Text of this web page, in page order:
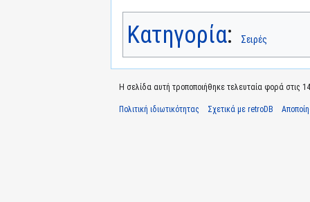
Κατηγορία: Σειρές
Η σελίδα αυτή τροποποιήθηκε τελευταία φορά στις
Πολιτική ιδιωτικότητας Σχετικά με retroDB